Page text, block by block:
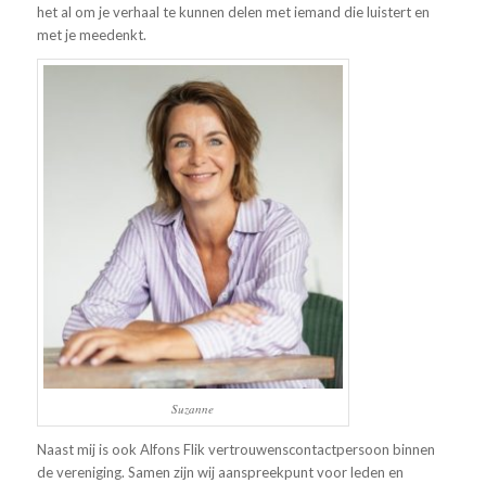
het al om je verhaal te kunnen delen met iemand die luistert en
met je meedenkt.
Suzanne
Naast mij is ook Alfons Flik vertrouwenscontactpersoon binnen
de vereniging. Samen zijn wij aanspreekpunt voor leden en